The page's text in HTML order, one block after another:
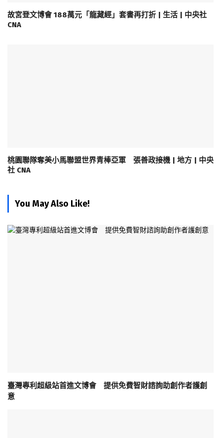
故宮登文博會 188萬元「龍藏經」套書再打折 | 生活 | 中央社
CNA
桃園聯隊奪美小馬聯盟世界青棒亞軍 張善政接機 | 地方 | 中央
社 CNA
You May Also Like!
臺灣專利超級站首進文博會 提供免費智財諮詢助創作者護創
意